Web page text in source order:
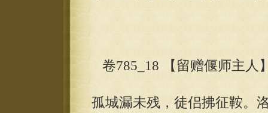
卷785_18 【留赠偃师主人
孤城漏未残，徒侣拂征鞍。